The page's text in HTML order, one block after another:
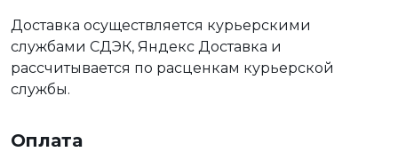
Доставка осуществляется курьерскими
службами СДЭК, Яндекс Доставка и
рассчитывается по расценкам курьерской
службы.
Оплата